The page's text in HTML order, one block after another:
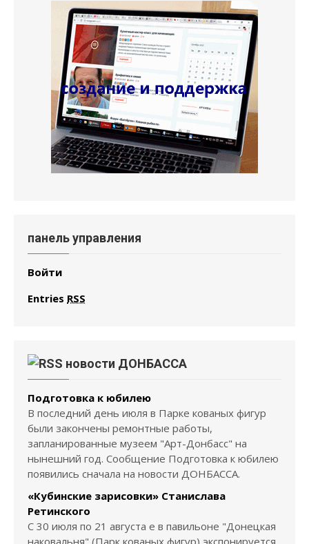
панель управления
Войти
Entries RSS
новости ДОНБАССА
Подготовка к юбилею
В последний день июля в Парке кованых фигур
были закончены ремонтные работы,
запланированные музеем "Арт-Донбасс" на
нынешний год. Сообщение Подготовка к юбилею
появились сначала на новости ДОНБАССА.
«Кубинские зарисовки» Станислава
Ретинского
С 30 июля по 21 августа е в павильоне "Донецкая
наковальня" (Парк кованых фигур) экспонируется